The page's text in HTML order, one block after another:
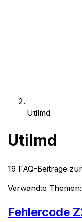
Utilmd
Utilmd
19 FAQ-Beiträge
Verwandte Themen:
Fehlercode